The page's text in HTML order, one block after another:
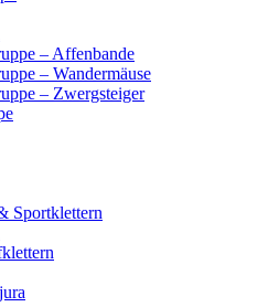
– Affenbande
– Wandermäuse
– Zwergsteiger
Sportklettern